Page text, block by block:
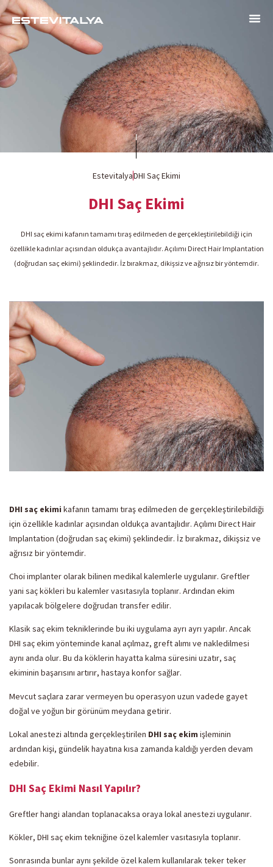
EstevitalyaDHI Saç Ekimi
DHI Saç Ekimi
DHI saç ekimi kafanın tamamı tıraş edilmeden de gerçekleştirilebildiği için
özellikle kadınlar açısından oldukça avantajlıdır. Açılımı Direct Hair Implantation
(doğrudan saç ekimi) şeklindedir. İz bırakmaz, dikişsiz ve ağrısız bir yöntemdir.
DHI saç ekimi kafanın tamamı tıraş edilmeden de gerçekleştirilebildiği
için özellikle kadınlar açısından oldukça avantajlıdır. Açılımı Direct Hair
Implantation (doğrudan saç ekimi) şeklindedir. İz bırakmaz, dikişsiz ve
ağrısız bir yöntemdir.
Choi implanter olarak bilinen medikal kalemlerle uygulanır. Greftler
yani saç kökleri bu kalemler vasıtasıyla toplanır. Ardından ekim
yapılacak bölgelere doğrudan transfer edilir.
Klasik saç ekim tekniklerinde bu iki uygulama ayrı ayrı yapılır. Ancak
DHI saç ekim yönteminde kanal açılmaz, greft alımı ve nakledilmesi
aynı anda olur. Bu da köklerin hayatta kalma süresini uzatır, saç
ekiminin başarısını artırır, hastaya konfor sağlar.
Mevcut saçlara zarar vermeyen bu operasyon uzun vadede gayet
doğal ve yoğun bir görünüm meydana getirir.
Lokal anestezi altında gerçekleştirilen DHI saç ekim işleminin
ardından kişi, gündelik hayatına kısa zamanda kaldığı yerden devam
edebilir.
DHI Saç Ekimi Nasıl Yapılır?
Greftler hangi alandan toplanacaksa oraya lokal anestezi uygulanır.
Kökler, DHI saç ekim tekniğine özel kalemler vasıtasıyla toplanır.
Sonrasında bunlar aynı şekilde özel kalem kullanılarak teker teker